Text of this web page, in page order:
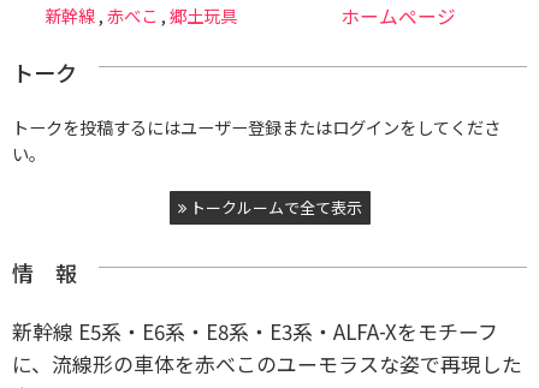
新幹線,赤べこ ,郷土玩具 ホームページ
トーク
トークを投稿するにはユーザー登録またはログインをしてくださ
い。
トークルームで全て表示
情 報
新幹線 E5系・E6系・E8系・E3系・ALFA-Xをモチーフ
に、流線形の車体を赤べこのユーモラスな姿で再現した